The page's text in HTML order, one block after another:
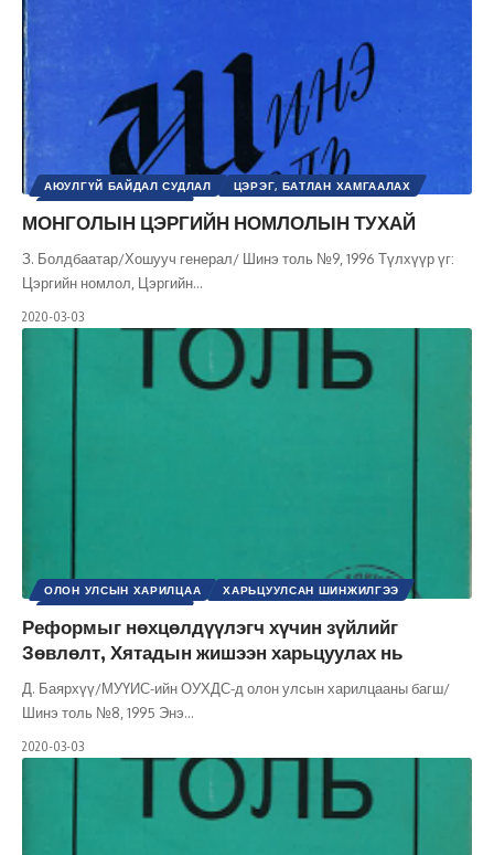
АЮУЛГҮЙ БАЙДАЛ СУДЛАЛ
ЦЭРЭГ, БАТЛАН ХАМГААЛАХ
МОНГОЛЫН ЦЭРГИЙН НОМЛОЛЫН ТУХАЙ
З. Болдбаатар/Хошууч генерал/ Шинэ толь №9, 1996 Түлхүүр үг:
Цэргийн номлол, Цэргийн…
2020-03-03
ОЛОН УЛСЫН ХАРИЛЦАА
ХАРЬЦУУЛСАН ШИНЖИЛГЭЭ
Реформыг нөхцөлдүүлэгч хүчин зүйлийг
Зөвлөлт, Хятадын жишээн харьцуулах нь
Д. Баярхүү/МУҮИС-ийн ОУХДС-д олон улсын харилцааны багш/
Шинэ толь №8, 1995 Энэ…
2020-03-03